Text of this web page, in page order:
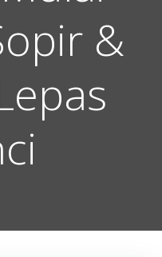
&